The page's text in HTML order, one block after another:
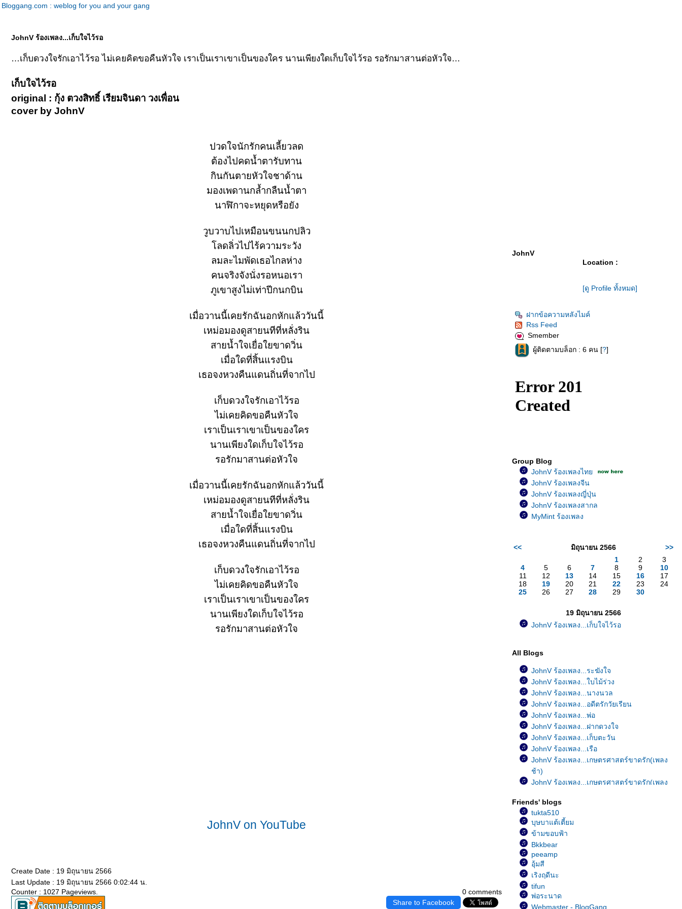
Bloggang.com : weblog for you and your gang
JohnV ร้องเพลง...เก็บใจไว้รอ
เก็บดวงใจรักเอาไว้รอ ไม่เคยคิดขอคืนหัวใจ เราเป็นเราเขาเป็นของใคร นานเพียงใดเก็บใจไว้รอ รอรักมาสานต่อหัวใจ
เก็บใจไว้รอ
original : กุ้ง ตวงสิทธิ์ เรียมจินดา วงเพื่อน
cover by JohnV
ปวดใจนักรักคนเลี้ยวลด
ต้องไปคดน้ำตารับทาน
กินกันตายหัวใจชาด้าน
มองเพดานกล้ำกลืนน้ำตา
นาฬิกาจะหยุดหรือยัง
วูบวาบไปเหมือนขนนกปลิว
ลดลิ่วไปไร้ความระวัง
ลมละไมพัดเธอไกลห่าง
คนจริงจังนั่งรอหนอเรา
ภูเขาสูงไม่เท่าปีกนกบิน
เมื่อวานนี้เคยรักฉันอกหักแล้ววันนี้
เหม่อมองดูสายนทีที่หลั่งริน
สายน้ำใจเยื่อใยขาดวิ่น
เมื่อใดที่สิ้นแรงบิน
เธอจงหวงคืนแดนถิ่นที่จากไป
เก็บดวงใจรักเอาไว้รอ
ไม่เคยคิดขอคืนหัวใจ
เราเป็นเราเขาเป็นของใคร
นานเพียงใดเก็บใจไว้รอ
รอรักมาสานต่อหัวใจ
เมื่อวานนี้เคยรักฉันอกหักแล้ววันนี้
เหม่อมองดูสายนทีที่หลั่งริน
สายน้ำใจเยื่อใยขาดวิ่น
เมื่อใดที่สิ้นแรงบิน
เธอจงหวงคืนแดนถิ่นที่จากไป
เก็บดวงใจรักเอาไว้รอ
ไม่เคยคิดขอคืนหัวใจ
เราเป็นเราเขาเป็นของใคร
นานเพียงใดเก็บใจไว้รอ
รอรักมาสานต่อหัวใจ
JohnV on YouTube
Create Date : 19 มิถุนายน 2566
Last Update : 19 มิถุนายน 2566 0:02:44 น.
0 comments
Counter : 1027 Pageviews.
Share to Facebook
JohnV
Location :
[ดู Profile ทั้งหมด]
ฝากข้อความหลังไมค์
Rss Feed
Smember
ผู้ติดตามบล็อก : 6 คน [?]
Group Blog
JohnV ร้องเพลงไท
JohnV ร้องเพลงจีน
JohnV ร้องเพลงญี่ปุ่น
JohnV ร้องเพลงสากล
MyMint ร้องเพลง
<< มิถุนายน 2566
>>
1
2
3
4
5 6 7 8 9
10
11
12 13 14 15 16
17
18
19 20 21 22 23
24
25
26 27 28 29 30
19 มิถุนายน 2566
JohnV ร้องเพลง...เก็บใจไว้รอ
All Blogs
JohnV ร้องเพลง...ระฆังใจ
JohnV ร้องเพลง...ใบไม้ร่วง
JohnV ร้องเพลง...นางนวล
JohnV ร้องเพลง...อดีตรักวัยเรียน
JohnV ร้องเพลง...พ่อ
JohnV ร้องเพลง...ฝากดวงใจ
JohnV ร้องเพลง...เก็บตะวัน
JohnV ร้องเพลง...เรือ
JohnV ร้องเพลง...เกษตรศาสตร์ขาดรัก(เพลง
ช้า)
JohnV ร้องเพลง...เกษตรศาสตร์ขาดรัก(เพลง
JohnV ร้องเพลง...มีใครอยู่ไหม
JohnV ร้องเพลง...อย่าคิดมาก
JohnV ร้องเพลง...Happy Birthday
JohnV ร้องเพลง...เป็นอย่างงี้ตั้งแต่เกิดเล
JohnV ร้องเพลง...หัวใจมักง่า
JohnV ร้องเพลง...ขาดเธอดังขาดใจ
JohnV ร้องเพลง...เพ้อ
JohnV ร้องเพลง...ฝน
JohnV ร้องเพลง...รักเธอสุดหัวใจ
JohnV ร้องเพลง...ลึกสุดใจ
Friends' blogs
tukta510
บุษบาแต้เตี้ยม
ข้ามขอบฟ้า
Bkkbear
peeamp
อุ้มสี
เริงฤดีนะ
tifun
พ่อระนาด
Webmaster - BlogGang